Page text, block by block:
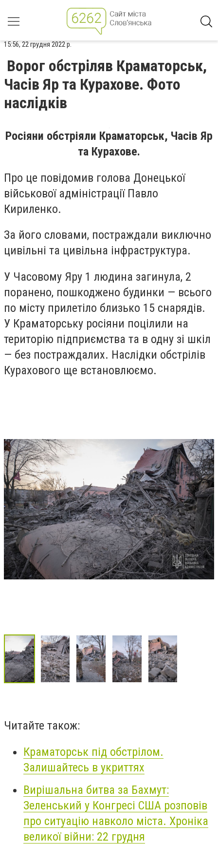
15:56, 22 грудня 2022 р.
Ворог обстріляв Краматорськ,
Часів Яр та Курахове. Фото
наслідків
Росіяни обстріяли Краматорськ, Часів Яр
та Курахове.
Про це повідомив голова Донецької
військової адміністрації Павло
Кириленко.
За його словами, постраждали виключно
цивільні та цивільна інфраструктура.
У Часовому Яру 1 людина загинула, 2
поранено, пошкоджено будинки — всього
по місту прилетіло близько 15 снарядів.
У Краматорську росіяни поцілили на
територію підприємства та в одну зі шкіл
— без постраждалих. Наслідки обстрілів
Курахового ще встановлюємо.
Читайте також:
Краматорськ під обстрілом.
Залишайтесь в укриттях
Вирішальна битва за Бахмут:
Зеленський у Конгресі США розповів
про ситуацію навколо міста. Хроніка
великої війни: 22 грудня